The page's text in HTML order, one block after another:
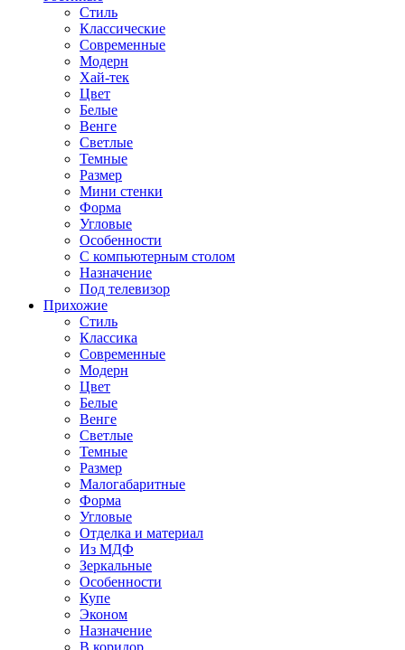
Стиль
Классические
Современные
Модерн
Хай-тек
Цвет
Белые
Венге
Светлые
Темные
Размер
Мини стенки
Форма
Угловые
Особенности
С компьютерным столом
Назначение
Под телевизор
Прихожие
Стиль
Классика
Современные
Модерн
Цвет
Белые
Венге
Светлые
Темные
Размер
Малогабаритные
Форма
Угловые
Отделка и материал
Из МДФ
Зеркальные
Особенности
Купе
Эконом
Назначение
В коридор